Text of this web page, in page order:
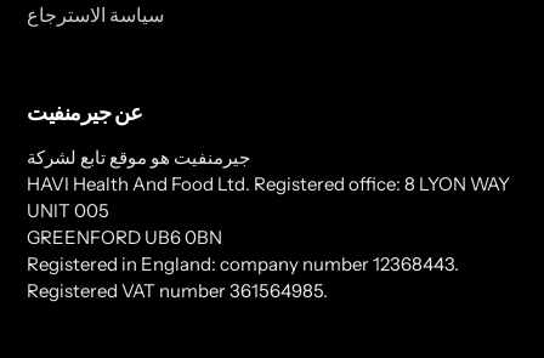
سياسة الاسترجاع
عن جيرمنفيت
جيرمنفيت هو موقع تابع لشركة
HAVI Health And Food Ltd. Registered office: 8 LYON WAY
UNIT 005
GREENFORD UB6 0BN
Registered in England: company number 12368443.
Registered VAT number 361564985.